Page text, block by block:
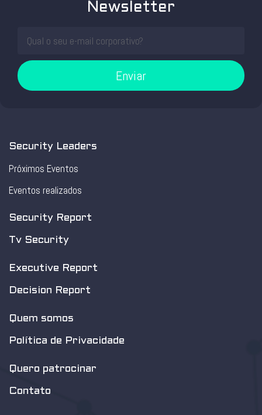
Newsletter
Enviar
Security Leaders
Próximos Eventos
Eventos realizados
Security Report
Tv Security
Executive Report
Decision Report
Quem somos
Política de Privacidade
Quero patrocinar
Contato